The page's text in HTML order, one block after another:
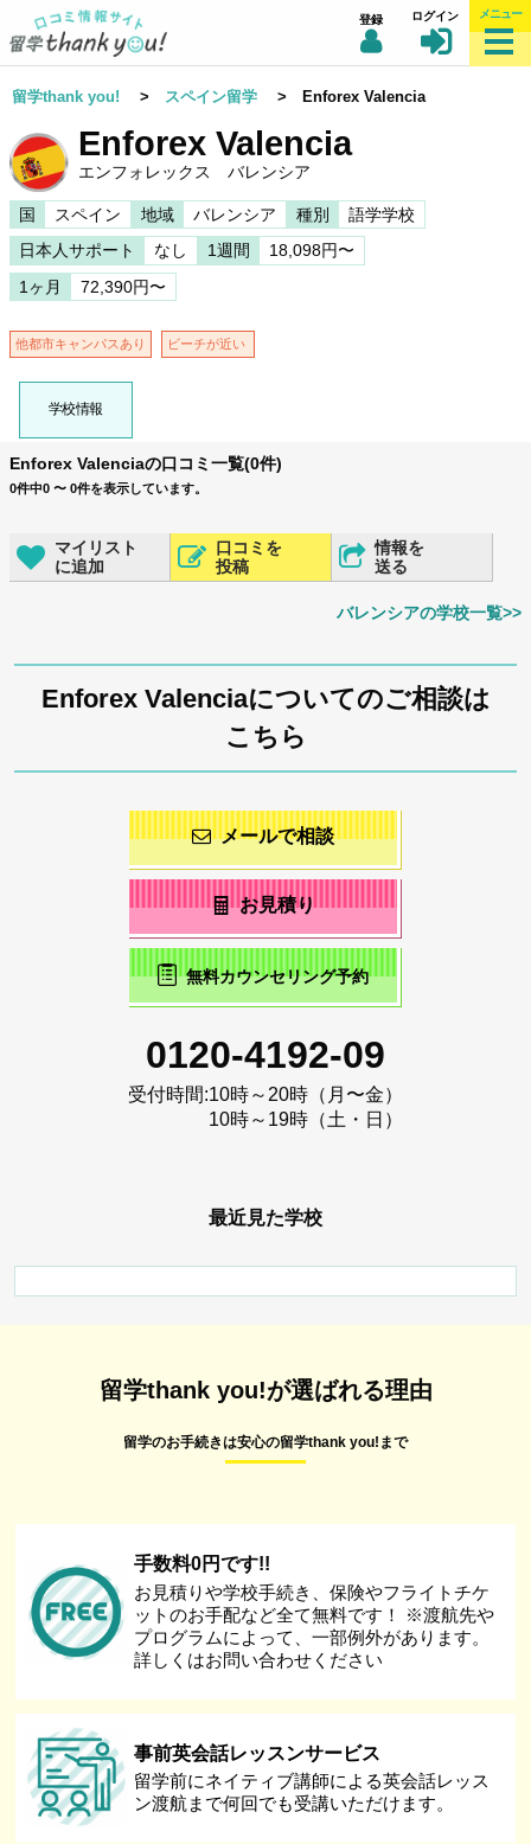
登録 ログイン メニュー
留学thank you! > スペイン留学 > Enforex Valencia
Enforex Valencia
エンフォレックス バレンシア
国 スペイン 地域 バレンシア 種別
語学学校
日本人サポート
なし 1週間
18,098円〜
1ヶ月
72,390円〜
他都市キャンパスあり ビーチが近い
学校情報
Enforex Valenciaの口コミ一覧(0件)
0件中0 〜 0件を表示しています。
マイリスト
に追加
口コミを
投稿
情報を
送る
バレンシアの学校一覧>>
Enforex Valenciaについてのご相談は
こちら
メールで相談
お見積り
無料カウンセリング予約
0120-4192-09
受付時間:10時～20時（月〜金）
10時～19時（土・日）
最近見た学校
留学thank you!が選ばれる理由
留学のお手続きは安心の留学thank you!まで
手数料0円です!!
お見積りや学校手続き、保険やフライトチケ
ットのお手配など全て無料です！ ※渡航先や
プログラムによって、一部例外があります。
詳しくはお問い合わせください
事前英会話レッスンサービス
留学前にネイティブ講師による英会話レッス
ン渡航まで何回でも受講いただけます。